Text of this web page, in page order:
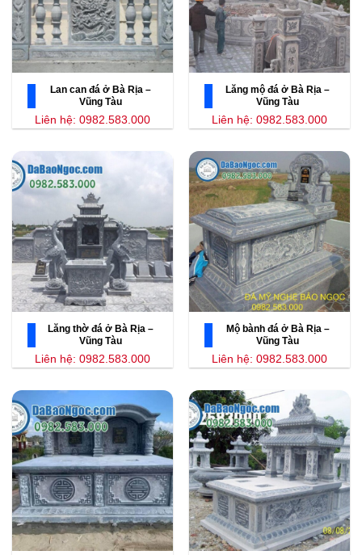
Lan can đá ở Bà Rịa –
Vũng Tàu
Liên hệ: 0982.583.000
Lăng mộ đá ở Bà Rịa –
Vũng Tàu
Liên hệ: 0982.583.000
Lăng thờ đá ở Bà Rịa –
Vũng Tàu
Liên hệ: 0982.583.000
Mộ bành đá ở Bà Rịa –
Vũng Tàu
Liên hệ: 0982.583.000